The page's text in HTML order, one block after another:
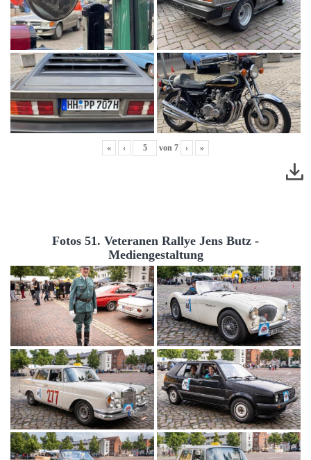
« ‹ von 7 › »
Fotos 51. Veteranen Rallye Jens Butz -
Mediengestaltung